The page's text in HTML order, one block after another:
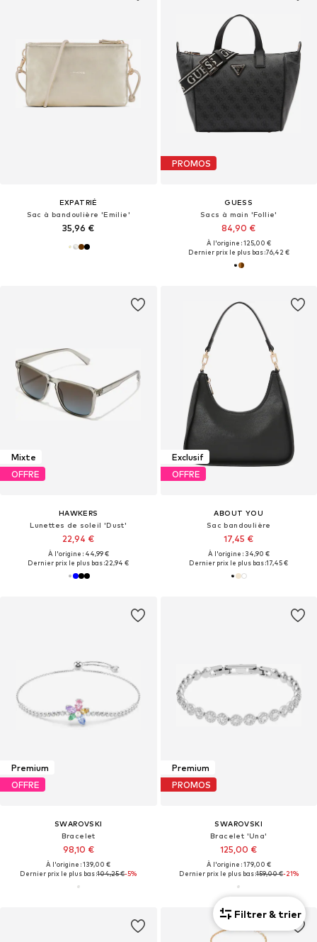
EXPATRIÉ
Sac à bandoulière 'Emilie'
35,96 €
PROMOS
GUESS
Sacs à main 'Follie'
84,90 €
À l'origine : 125,00 €
Dernier prix le plus bas :76,42 €
Mixte
OFFRE
HAWKERS
Lunettes de soleil 'Dust'
22,94 €
À l'origine : 44,99 €
Dernier prix le plus bas :22,94 €
Exclusif
OFFRE
ABOUT YOU
Sac bandoulière
17,45 €
À l'origine : 34,90 €
Dernier prix le plus bas :17,45 €
Premium
OFFRE
SWAROVSKI
Bracelet
98,10 €
À l'origine : 139,00 €
Dernier prix le plus bas :104,25 €-5%
Premium
PROMOS
SWAROVSKI
Bracelet 'Una'
125,00 €
À l'origine : 179,00 €
Dernier prix le plus bas :159,00 €-21%
Filtrer & trier